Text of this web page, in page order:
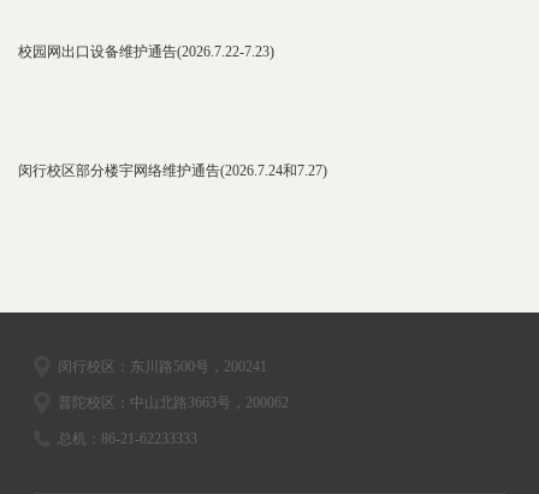
校园网出口设备维护通告(2026.7.22-7.23)
闵行校区部分楼宇网络维护通告(2026.7.24和7.27)
闵行校区：东川路500号，200241
普陀校区：中山北路3663号，200062
总机：86-21-62233333